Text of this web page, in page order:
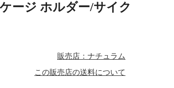
ージ ホルダー/サイク
販売店：ナチュラム
この販売店の送料について